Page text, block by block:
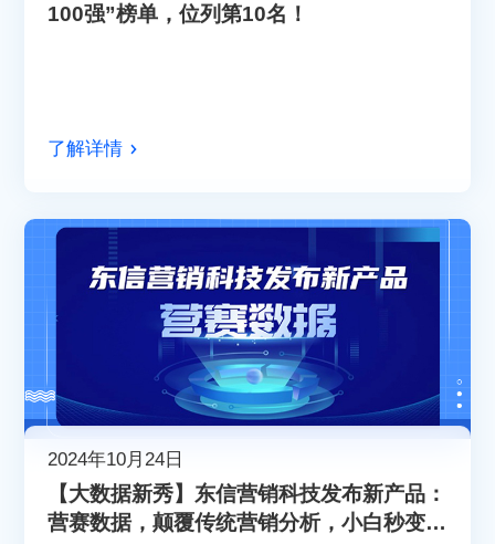
100强”榜单，位列第10名！
了解详情
2024年10月24日
【大数据新秀】东信营销科技发布新产品：
营赛数据，颠覆传统营销分析，小白秒变专